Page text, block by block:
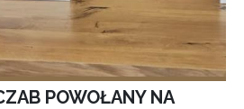
POWOŁANY NA